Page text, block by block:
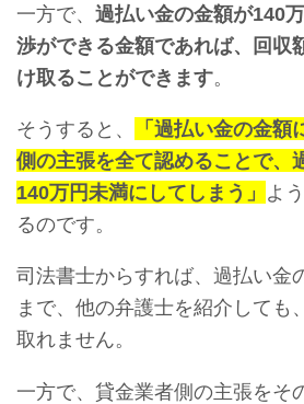
一方で、 過払い金の金額が140
渉ができる金額であれば、回収
け取ることができます。
そうすると、 「 過払い金の金額
側の主張を全て認めることで、
140万円未満にしてしまう」 よ
るのです。
司法書士からすれば、過払い金
まで、他の弁護士を紹介しても
取れません。
一方で、貸金業者側の主張をそ